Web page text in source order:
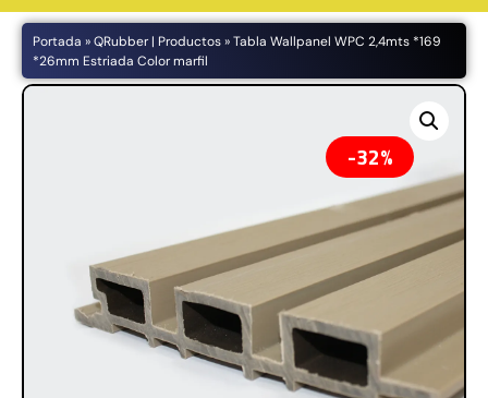
Portada »QRubber | Productos»Tabla Wallpanel WPC 2,4mts *169
*26mm Estriada Color marfil
32%
Productos
Rampa Móvil Hidráulica
carga 10ton
Juego Modular 35
QplayGround
$5.926.486